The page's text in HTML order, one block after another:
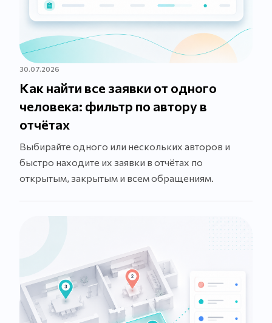
30.07.2026
Как найти все заявки от одного
человека: фильтр по автору в
отчётах
Выбирайте одного или нескольких авторов и
быстро находите их заявки в отчётах по
открытым, закрытым и всем обращениям.